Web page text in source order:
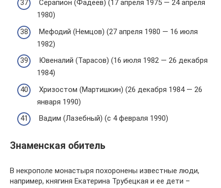
Серапион (Фадеев) (17 апреля 1975 — 24 апреля
1980)
Мефодий (Немцов) (27 апреля 1980 — 16 июля
1982)
Ювеналий (Тарасов) (16 июля 1982 — 26 декабря
1984)
Хризостом (Мартишкин) (26 декабря 1984 — 26
января 1990)
Вадим (Лазебный) (c 4 февраля 1990)
Знаменская обитель
В некрополе монастыря похоронены известные люди,
например, княгиня Екатерина Трубецкая и ее дети –